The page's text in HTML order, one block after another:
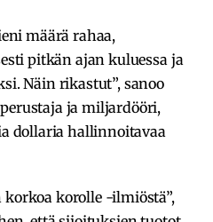
määrä rahaa,
pitkän ajan kuluessa ja
Näin rikastut”, sanoo
ja miljardööri,
dollaria hallinnoitavaa
korkoa korolle -ilmiöstä”,